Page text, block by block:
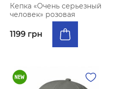
Кепка «Очень серьезный
человек» розовая
1199 грн